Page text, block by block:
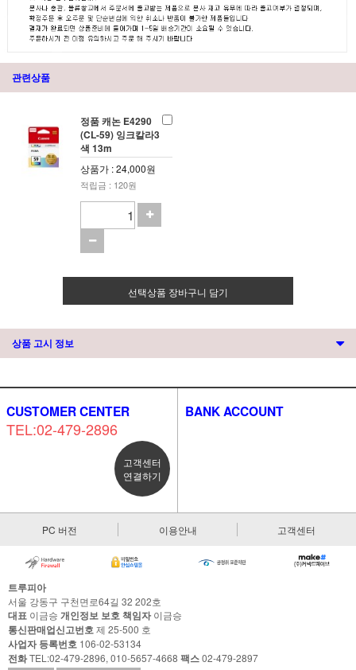
관련상품
정품 캐논 E4290
(CL-59) 잉크칼라3
색 13m
상품가 : 24,000원
적립금 : 120원
선택상품 장바구니 담기
상품 고시 정보
CUSTOMER CENTER
TEL:02-479-2896
고객센터
연결하기
BANK ACCOUNT
PC 버전 이용안내 고객센터
트루피아
서울 강동구 구천면로64길 32 202호
대표 이금승 개인정보 보호 책임자이금승
통신판매업신고번호제 25-500 호
사업자 등록번호 106-02-53134
전화TEL:02-479-2896, 010-5657-4668 팩스02-479-2897